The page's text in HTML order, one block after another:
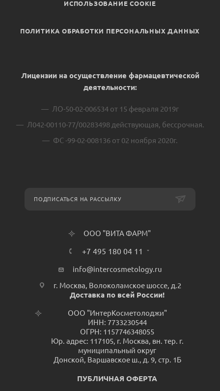
ИСПОЛЬЗОВАНИЕ COOKIE
ПОЛИТИКА ОБРАБОТКИ ПЕРСОНАЛЬНЫХ ДАННЫХ
Лицензии на осуществление фармацевтической
деятельности:
ЛО-50-02-006534 от 15 февраля 2019г
Л042-00110-77/00283498 действующая, бессрочная.
ФС -99-02-008136 от 02 ноября 2020г.
ПОДПИСАТЬСЯ НА РАССЫЛКУ
ООО "ВИТА ФАРМ"
+7 495 180 04 11
info@intercosmetology.ru
г. Москва, Волоколамское шоссе, д.2
Доставка по всей России!
ООО "ИнтерКосметолоджи"
ИНН: 7733230544
ОГРН: 1157746348055
Юр. адрес: 117105, г. Москва, вн. тер. г.
муниципальный округ
Донской, Варшавское ш., д. 9, стр. 1Б
ПУБЛИЧНАЯ ОФЕРТА